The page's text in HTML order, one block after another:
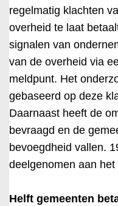
regelmatig klachten
overheid te laat
signalen van
van de overheid via
meldpunt. Het
gebaseerd op deze
Daarnaast heeft de
bevraagd en de
bevoegdheid vallen.
deelgenomen aan het
Helft gemeenten